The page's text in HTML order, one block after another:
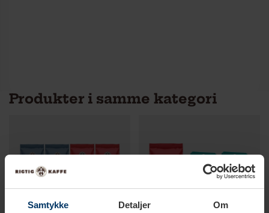
Samtykke Detaljer Om
Produkter i samme kategori